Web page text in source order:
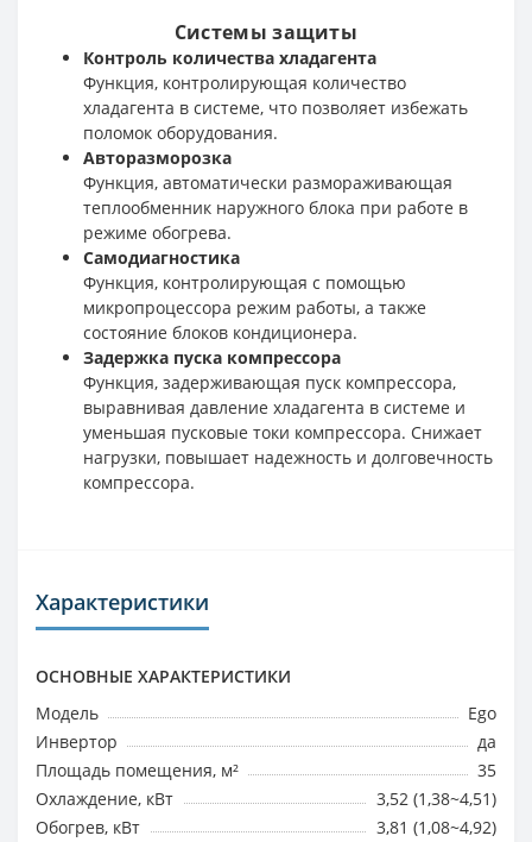
Системы защиты
Контроль количества хладагента
Функция, контролирующая количество
хладагента в системе, что позволяет избежать
поломок оборудования.
Авторазморозка
Функция, автоматически размораживающая
теплообменник наружного блока при работе в
режиме обогрева.
Самодиагностика
Функция, контролирующая с помощью
микропроцессора режим работы, а также
состояние блоков кондиционера.
Задержка пуска компрессора
Функция, задерживающая пуск компрессора,
выравнивая давление хладагента в системе и
уменьшая пусковые токи компрессора. Снижает
нагрузки, повышает надежность и долговечность
компрессора.
Характеристики
ОСНОВНЫЕ ХАРАКТЕРИСТИКИ
Модель
Ego
Инвертор
да
Площадь помещения, м²
35
Охлаждение, кВт
3,52 (1,38~4,51)
Обогрев, кВт
3,81 (1,08~4,92)